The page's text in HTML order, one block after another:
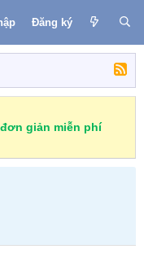
Đăng ký
giản miễn phí